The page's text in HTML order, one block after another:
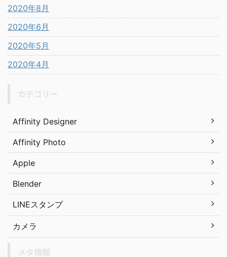
2020年8月
2020年6月
2020年5月
2020年4月
Affinity Designer
Affinity Photo
Apple
Blender
LINEスタンプ
カメラ